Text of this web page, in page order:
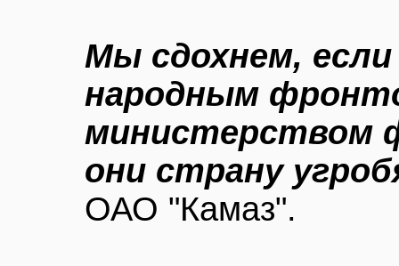
Мы сдохнем,
народным
министерством
они страну
ОАО "Камаз".